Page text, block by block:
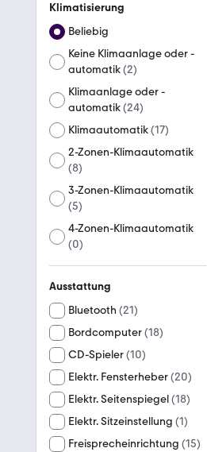
Klimatisierung
Beliebig
Keine Klimaanlage oder -
automatik(2)
Klimaanlage oder -
automatik(24)
Klimaautomatik(17)
2-Zonen-Klimaautomatik
(8)
3-Zonen-Klimaautomatik
(5)
4-Zonen-Klimaautomatik
(0)
Ausstattung
Bluetooth (21)
Bordcomputer(18)
CD-Spieler(10)
Elektr. Fensterheber(20)
Elektr. Seitenspiegel(18)
Elektr. Sitzeinstellung (1)
Freisprecheinrichtung (15)